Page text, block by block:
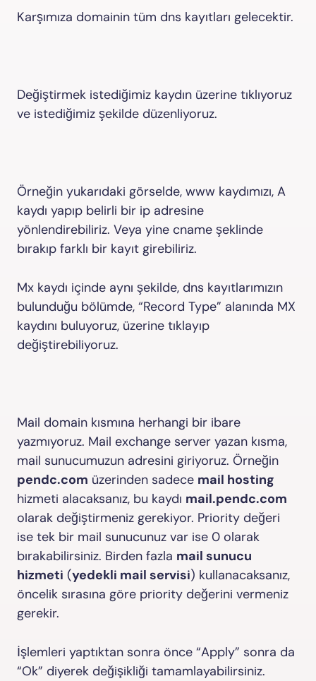
Karşımıza domainin tüm dns kayıtları gelecektir.
Değiştirmek istediğimiz kaydın üzerine tıklıyoruz
ve istediğimiz şekilde düzenliyoruz.
Örneğin yukarıdaki görselde, www kaydımızı, A
kaydı yapıp belirli bir ip adresine
yönlendirebiliriz. Veya yine cname şeklinde
bırakıp farklı bir kayıt girebiliriz.
Mx kaydı içinde aynı şekilde, dns kayıtlarımızın
bulunduğu bölümde, “Record Type” alanında MX
kaydını buluyoruz, üzerine tıklayıp
değiştirebiliyoruz.
Mail domain kısmına herhangi bir ibare
yazmıyoruz. Mail exchange server yazan kısma,
mail sunucumuzun adresini giriyoruz. Örneğin
pendc.com üzerinden sadece mail hosting
hizmeti alacaksanız, bu kaydı mail.pendc.com
olarak değiştirmeniz gerekiyor. Priority değeri
ise tek bir mail sunucunuz var ise 0 olarak
bırakabilirsiniz. Birden fazla mail sunucu
hizmeti (yedekli mail servisi) kullanacaksanız,
öncelik sırasına göre priority değerini vermeniz
gerekir.
İşlemleri yaptıktan sonra önce “Apply” sonra da
“Ok” diyerek değişikliği tamamlayabilirsiniz.